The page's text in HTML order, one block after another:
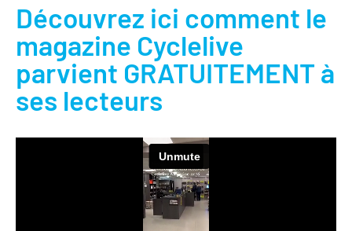
Découvrez ici comment le
magazine Cyclelive
parvient GRATUITEMENT à
ses lecteurs